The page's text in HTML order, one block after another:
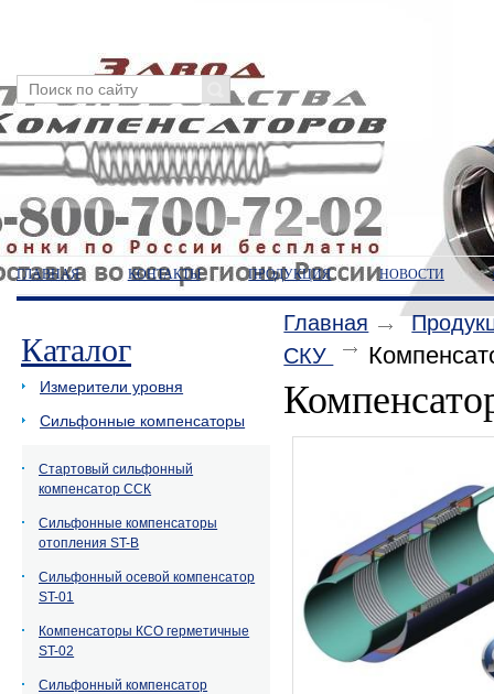
ГЛАВНАЯ КОНТАКТЫ ПРОДУКЦИЯ НОВОСТИ
Каталог
Измерители уровня
Сильфонные компенсаторы
Стартовый сильфонный
компенсатор ССК
Сильфонные компенсаторы
отопления ST-B
Сильфонный осевой компенсатор
ST-01
Компенсаторы КСО герметичные
ST-02
Сильфонный компенсатор
Главная
СКУ